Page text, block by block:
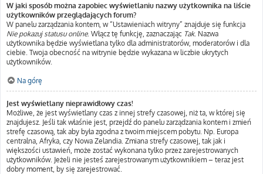
W jaki sposób można zapobiec wyświetlaniu nazwy użytkownika na liście
użytkowników przeglądających forum?
W panelu zarządzania kontem, w “Ustawieniach witryny” znajduje się funkcja
Nie pokazuj statusu online. Włącz tę funkcję, zaznaczając Tak. Nazwa
użytkownika będzie wyświetlana tylko dla administratorów, moderatorów i dla
ciebie. Twoja obecność na witrynie będzie wykazana w liczbie ukrytych
użytkowników.
Na górę
Jest wyświetlany nieprawidłowy czas!
Możliwe, że jest wyświetlany czas z innej strefy czasowej, niż ta, w której się
znajdujesz. Jeśli tak właśnie jest, przejdź do panelu zarządzania kontem i zmień
strefę czasową, tak aby była zgodna z twoim miejscem pobytu. Np. Europa
centralna, Afryka, czy Nowa Zelandia. Zmiana strefy czasowej, tak jak i
większości ustawień, może zostać wykonana tylko przez zarejestrowanych
użytkowników. Jeżeli nie jesteś zarejestrowanym użytkownikiem – teraz jest
dobry moment, by się zarejestrować.